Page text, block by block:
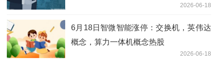
2026-06-18
6月18日智微智能涨停：交换机，英伟达
概念，算力一体机概念热股
2026-06-18